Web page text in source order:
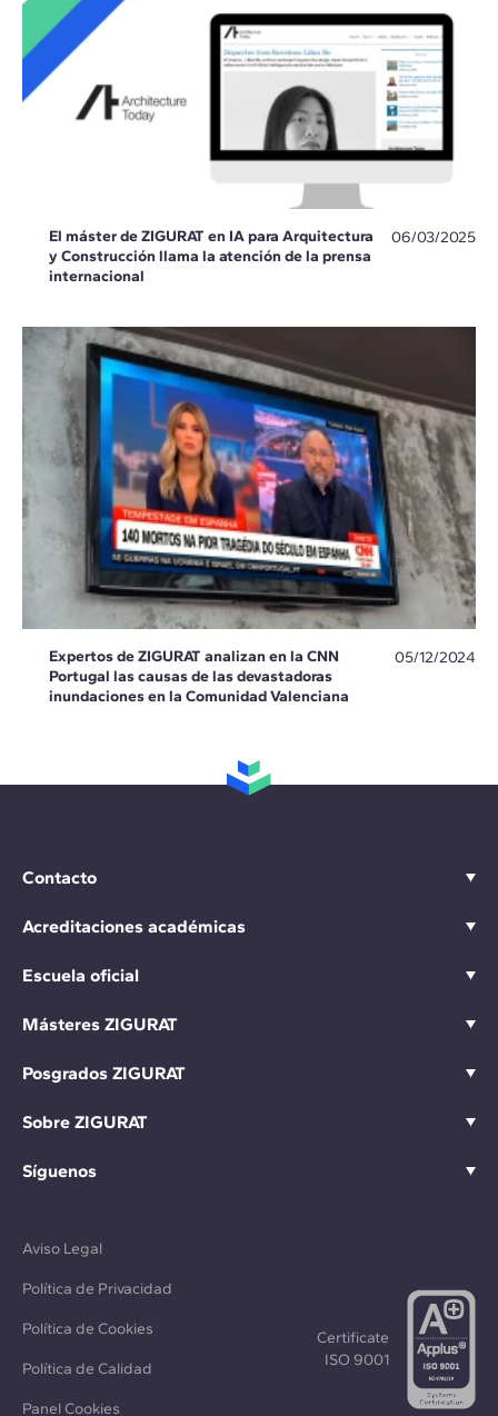
El máster de ZIGURAT en IA para Arquitectura
y Construcción llama la atención de la prensa
internacional
06/03/2025
Expertos de ZIGURAT analizan en la CNN
Portugal las causas de las devastadoras
inundaciones en la Comunidad Valenciana
05/12/2024
Contacto
Acreditaciones académicas
Escuela oficial
Másteres ZIGURAT
Posgrados ZIGURAT
Sobre ZIGURAT
Síguenos
Aviso Legal
Política de Privacidad
Política de Cookies
Política de Calidad
Panel Cookies
Certificate
ISO 9001